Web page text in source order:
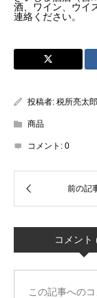
酒、ワイン、ウイ
連絡ください。
投稿者: 税所亮太郎
商品
コメント: 0
コメント
この記事への